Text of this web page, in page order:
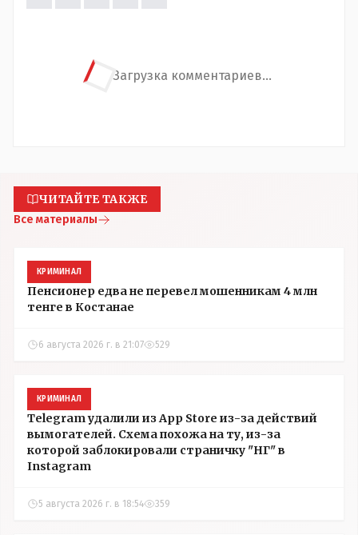
Загрузка комментариев...
ЧИТАЙТЕ ТАКЖЕ
Все материалы
КРИМИНАЛ
Пенсионер едва не перевел мошенникам 4 млн
тенге в Костанае
6 августа 2026 г. в 21:07 529
КРИМИНАЛ
Telegram удалили из App Store из-за действий
вымогателей. Схема похожа на ту, из-за
которой заблокировали страничку "НГ" в
Instagram
5 августа 2026 г. в 18:54 359